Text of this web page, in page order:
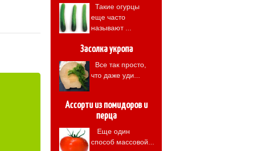
Такие огурцы
еще часто
называют ...
Засолка укропа
Все так просто,
что даже уди...
Ассорти из помидоров и
перца
Еще один
способ массовой...